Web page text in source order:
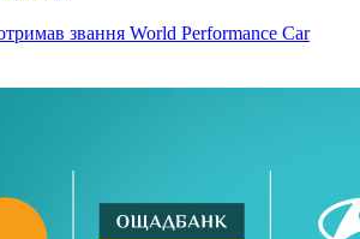
звання World Performance Car